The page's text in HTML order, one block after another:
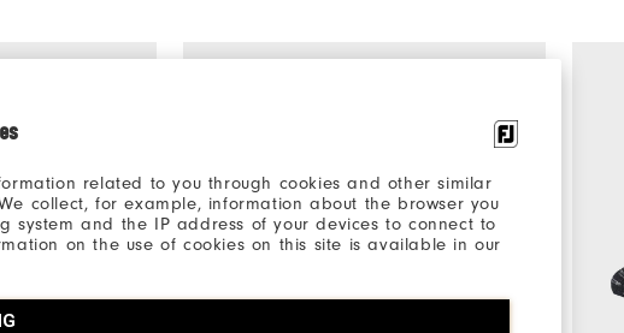
related to you through cookies and other similar
collect, for example, information about the browser you
system and the IP address of your devices to connect to
on the use of cookies on this site is available in our